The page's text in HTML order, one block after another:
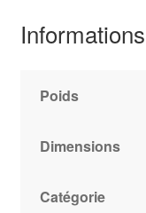
Poids
Dimensions
Catégorie